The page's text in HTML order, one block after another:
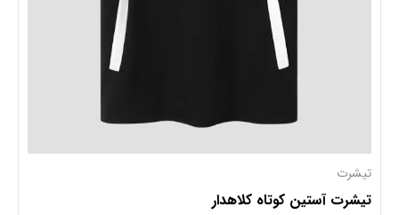
تیشرت
تیشرت آستین کوتاه کلاهدار